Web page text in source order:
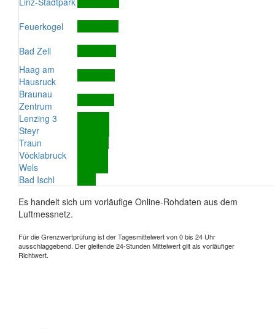
Feuerkogel
Bad Zell
Haag am
Hausruck
Braunau
Zentrum
Lenzing 3
Steyr
Traun
Vöcklabruck
Wels
Bad Ischl
Es handelt sich um vorläufige Online-Rohdaten aus dem
Luftmessnetz.
Für die Grenzwertprüfung ist der Tagesmittelwert von 0 bis 24 Uhr
ausschlaggebend. Der gleitende 24-Stunden Mittelwert gilt als vorläufiger
Richtwert.